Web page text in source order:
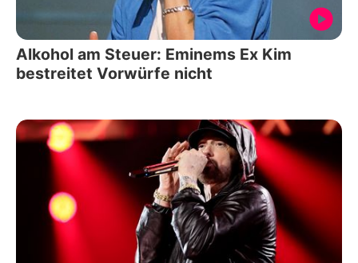
Alkohol am Steuer: Eminems Ex Kim
bestreitet Vorwürfe nicht